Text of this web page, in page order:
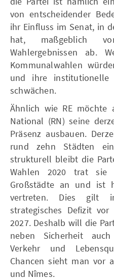
von entscheidender
ihr Einfluss im Senat, in
hat, maßgeblich
Wahlergebnissen ab.
Kommunalwahlen
und ihre institutionelle
schwächen.
Ähnlich wie RE möchte
National (RN) seine
Präsenz ausbauen.
rund zehn Städten
strukturell bleibt die
Wahlen 2020 trat
Großstädte an und ist
vertreten. Dies gilt
strategisches Defizit vor
2027. Deshalb will die
neben Sicherheit
Verkehr und
Chancen sieht man vor
und Nîmes.